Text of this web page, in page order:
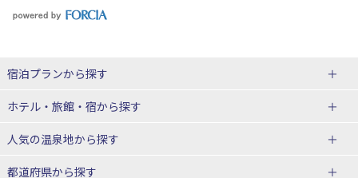
宿泊プランから探す
北海道
東北
青森県
ホテル・旅館・宿から探す
北海道ホテル・旅館
人気の温泉地から探す
北海道
都道府県から探す